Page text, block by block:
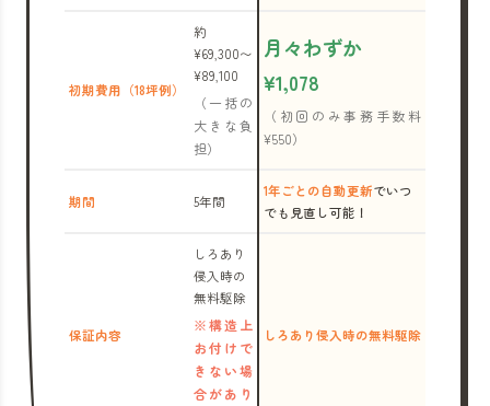
初期費用（18坪例）
約
¥69,300〜
¥89,100
（一括の
大きな負
担）
月々わずか
¥1,078
（初回のみ事務手数料
¥550）
期間 5年間
1年ごとの自動更新でいつ
でも見直し可能！
保証内容
しろあり
侵入時の
無料駆除
※構造上
お付けで
きない場
合があり
しろあり侵入時の無料駆除